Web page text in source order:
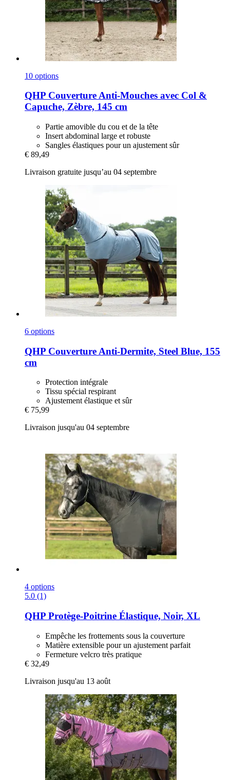
10 options
QHP Couverture Anti-​Mouches avec Col &
Capuche, Zèbre, 145 cm
Partie amovible du cou et de la tête
Insert abdominal large et robuste
Sangles élastiques pour un ajustement sûr
€ 89,49
Livraison gratuite jusqu’au 04 septembre
6 options
QHP Couverture Anti-​Dermite, Steel Blue, 155
cm
Protection intégrale
Tissu spécial respirant
Ajustement élastique et sûr
€ 75,99
Livraison jusqu'au 04 septembre
4 options
5.0 (1)
QHP Protège-​Poitrine Élastique, Noir, XL
Empêche les frottements sous la couverture
Matière extensible pour un ajustement parfait
Fermeture velcro très pratique
€ 32,49
Livraison jusqu'au 13 août